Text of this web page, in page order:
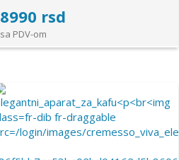
8990 rsd
sa PDV-om